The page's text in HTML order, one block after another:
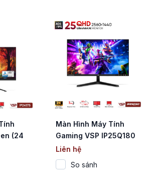
(24
144Hz
Màn Hình Máy Tính
Gaming VSP IP25Q180
(25 Inch / 2K QHD / IPS
/ 180Hz / 1ms)
Liên hệ
So sánh